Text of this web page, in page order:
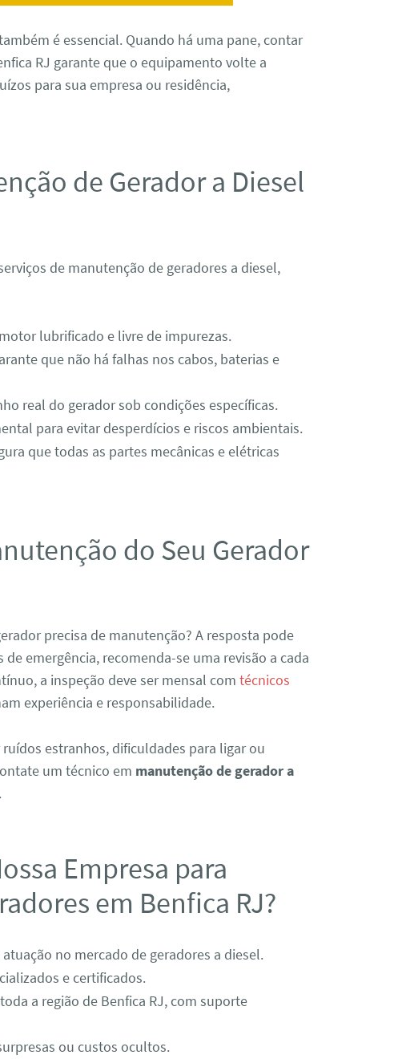
é essencial. Quando há uma pane, contar
RJ garante que o equipamento volte a
para sua empresa ou residência,
de Gerador a Diesel
de manutenção de geradores a diesel,
lubrificado e livre de impurezas.
que não há falhas nos cabos, baterias e
real do gerador sob condições específicas.
para evitar desperdícios e riscos ambientais.
que todas as partes mecânicas e elétricas
do Seu Gerador
precisa de manutenção? A resposta pode
emergência, recomenda-se uma revisão a cada
a inspeção deve ser mensal comtécnicos
experiência e responsabilidade.
estranhos, dificuldades para ligar ou
um técnico em manutenção de gerador a
Empresa para
em Benfica RJ?
atuação no mercado de geradores a diesel.
e certificados.
a região de Benfica RJ, com suporte
ou custos ocultos.